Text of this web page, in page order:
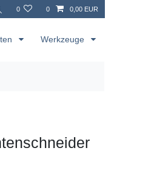
0 0 0,00 EUR
Werkzeuge